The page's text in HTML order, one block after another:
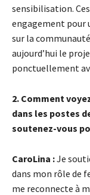
sensibilisation.
engagement pour
sur la
aujourd’hui le
ponctuellement
2. Comment
dans les postes
soutenez-vous
CaroLina :Je
dans mon rôle de
me reconnecte à